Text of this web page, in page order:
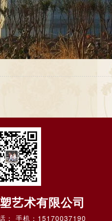
艺术有限公司
： 手机：15170037190